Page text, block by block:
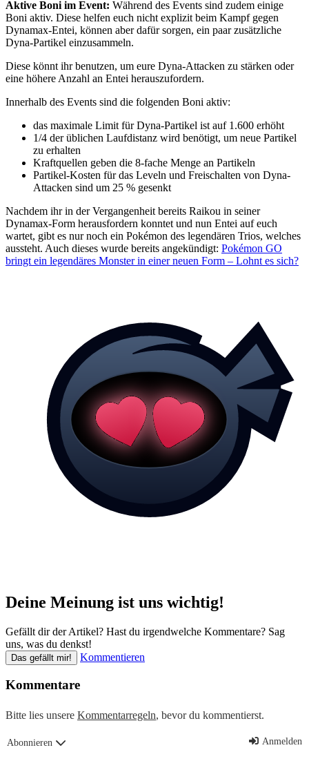
Aktive Boni im Event: Während des Events sind zudem einige
Boni aktiv. Diese helfen euch nicht explizit beim Kampf gegen
Dynamax-Entei, können aber dafür sorgen, ein paar zusätzliche
Dyna-Partikel einzusammeln.
Diese könnt ihr benutzen, um eure Dyna-Attacken zu stärken oder
eine höhere Anzahl an Entei herauszufordern.
Innerhalb des Events sind die folgenden Boni aktiv:
das maximale Limit für Dyna-Partikel ist auf 1.600 erhöht
1/4 der üblichen Laufdistanz wird benötigt, um neue Partikel
zu erhalten
Kraftquellen geben die 8-fache Menge an Partikeln
Partikel-Kosten für das Leveln und Freischalten von Dyna-
Attacken sind um 25 % gesenkt
Nachdem ihr in der Vergangenheit bereits Raikou in seiner
Dynamax-Form herausfordern konntet und nun Entei auf euch
wartet, gibt es nur noch ein Pokémon des legendären Trios, welches
aussteht. Auch dieses wurde bereits angekündigt: Pokémon GO
bringt ein legendäres Monster in einer neuen Form – Lohnt es sich?
Deine Meinung ist uns wichtig!
Gefällt dir der Artikel? Hast du irgendwelche Kommentare? Sag
uns, was du denkst!
Das gefällt mir! Kommentieren
Kommentare
Bitte lies unsere Kommentarregeln, bevor du kommentierst.
Abonnieren Anmelden